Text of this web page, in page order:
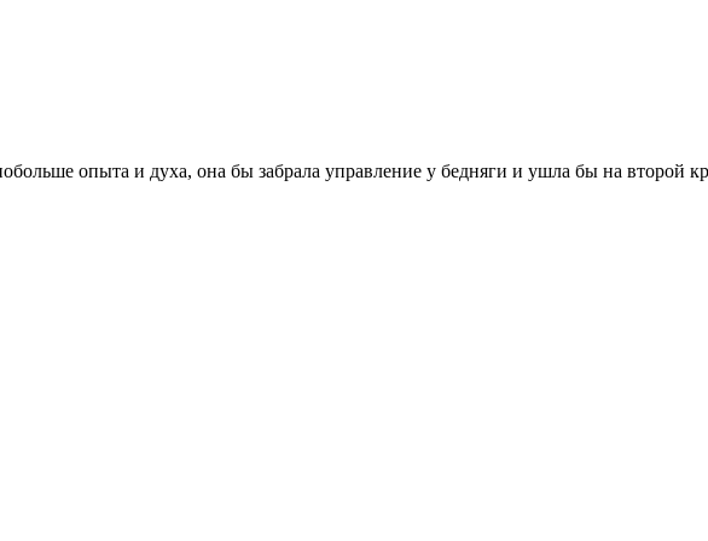
опыта и духа, она бы забрала управление у бедняги и ушла бы на второй